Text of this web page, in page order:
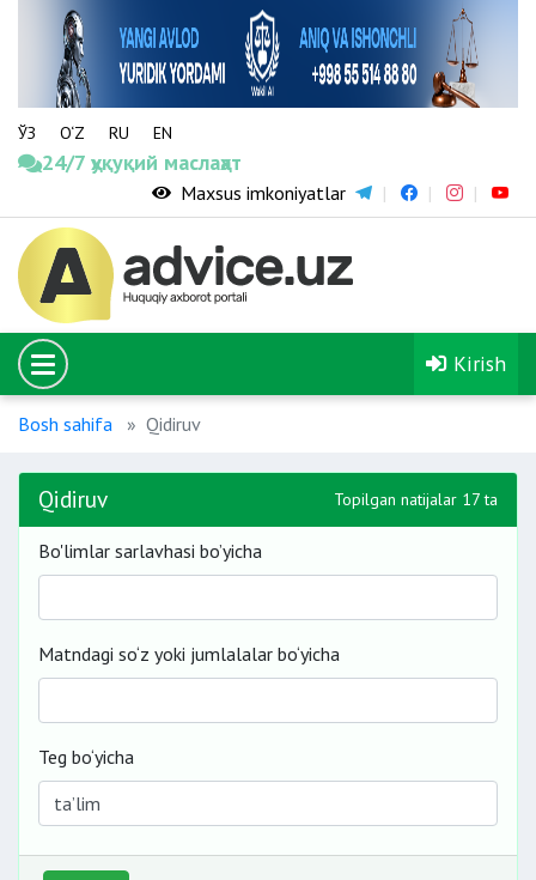
ЎЗ O‘Z RU EN
24/7 ҳуқуқий маслаҳат
Maxsus imkoniyatlar
Kirish
Bosh sahifa Qidiruv
Qidiruv Topilgan natijalar 17 ta
Bo'limlar sarlavhasi bo’yicha
Matndagi so‘z yoki jumlalalar bo‘yicha
Teg bo‘yicha